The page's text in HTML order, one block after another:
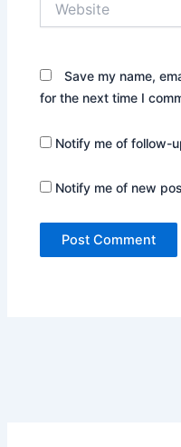
Save my name,
for the next time I
Notify me of follow-
Notify me of new